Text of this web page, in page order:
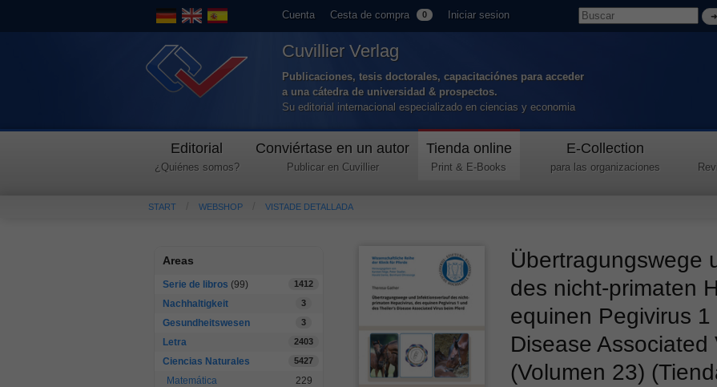
Cuenta Cesta de compra 0 Iniciar sesion
Cuvillier Verlag
Publicaciones, tesis doctorales, capacitaciónes para acceder
a una cátedra de universidad & prospectos.
Su editorial internacional especializado en ciencias y economia
Editorial
¿Quiénes somos?
Conviértase en un autor
Publicar en Cuvillier
Tienda online
Print & E-Books
E-Collection
para las organizaciones
START WEBSHOP VISTADE DETALLADA
Areas
Serie de libros (99) 1412
Nachhaltigkeit 3
Gesundheitswesen 3
Letra 2403
Ciencias Naturales 5427
Matemática
229
Übertragungswege
des nicht-primaten
equinen Pegivirus 1
Disease Associated
(Volumen 23)